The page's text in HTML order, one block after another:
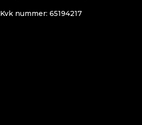
Kvk nummer: 65194217